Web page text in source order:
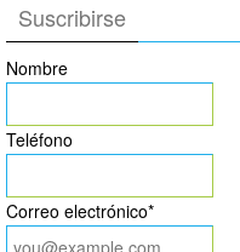
Suscribirse
Nombre
Teléfono
Correo electrónico*